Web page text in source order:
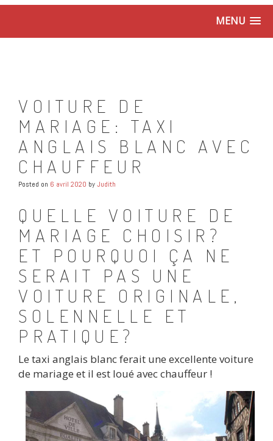
MENU
VOITURE DE
MARIAGE: TAXI
ANGLAIS BLANC AVEC
CHAUFFEUR
Posted on 6 avril 2020 byJudith
QUELLE VOITURE DE
MARIAGE CHOISIR?
ET POURQUOI ÇA NE
SERAIT PAS UNE
VOITURE ORIGINALE,
SOLENNELLE ET
PRATIQUE?
Le taxi anglais blanc ferait une excellente voiture
de mariage et il est loué avec chauffeur !